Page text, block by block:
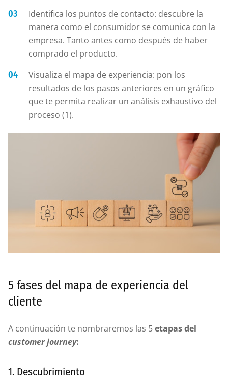
Identifica los puntos de contacto: descubre la
manera como el consumidor se comunica con la
empresa. Tanto antes como después de haber
comprado el producto.
Visualiza el mapa de experiencia: pon los
resultados de los pasos anteriores en un gráfico
que te permita realizar un análisis exhaustivo del
proceso (1).
5 fases del mapa de experiencia del
cliente
A continuación te nombraremos las 5etapas del
customer journey:
1. Descubrimiento